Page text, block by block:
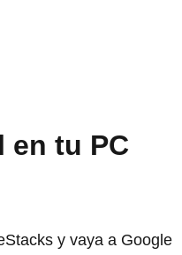
en tu PC
y vaya a Google